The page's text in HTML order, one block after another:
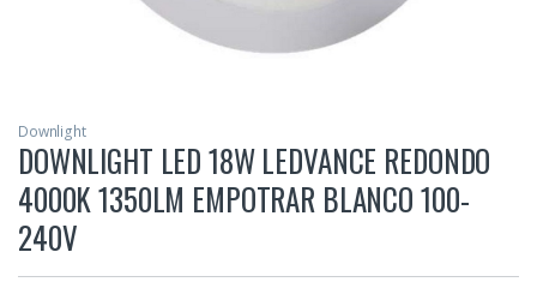
Downlight
DOWNLIGHT LED 18W LEDVANCE REDONDO
4000K 1350LM EMPOTRAR BLANCO 100-
240V